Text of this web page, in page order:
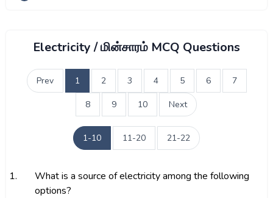
Electricity / மின்சாரம் MCQ Questions
Prev 1 2 3 4 5 6 7
8 9 10 Next
1-10 11-20 21-22
1.
What is a source of electricity among the following
options?